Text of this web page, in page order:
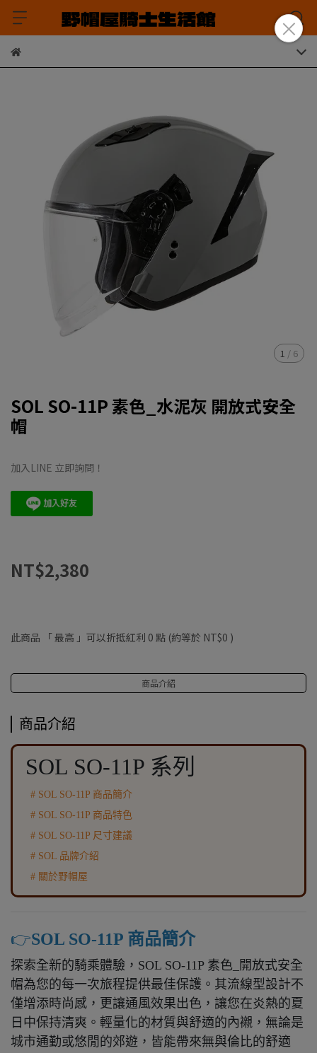
1 / 6
SOL SO-11P 素色_水泥灰 開放式安全
帽
加入LINE 立即詢問！
NT$2,380
此商品 「 最高 」可以折抵紅利 0 點 (約等於 NT$0 )
商品介紹
商品介紹
SOL SO-11P 系列
# SOL SO-11P 商品簡介
# SOL SO-11P 商品特色
# SOL SO-11P 尺寸建議
# SOL 品牌介紹
# 關於野帽屋
👉️SOL SO-11P 商品簡介
探索全新的騎乘體驗，SOL SO-11P 素色_開放式安全
帽為您的每一次旅程提供最佳保護。其流線型設計不
僅增添時尚感，更讓通風效果出色，讓您在炎熱的夏
日中保持清爽。輕量化的材質與舒適的內襯，無論是
城市通勤或悠閒的郊遊，皆能帶來無與倫比的舒適